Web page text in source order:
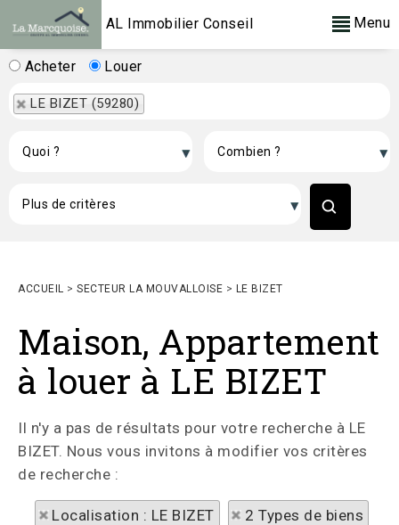
AL Immobilier Conseil Menu
Acheter Louer
LE BIZET (59280)
ACCUEIL > SECTEUR LA MOUVALLOISE > LE BIZET
Maison, Appartement
à louer à LE BIZET
Il n'y a pas de résultats pour votre recherche à LE
BIZET. Nous vous invitons à modifier vos critères
de recherche :
Localisation : LE BIZET 2 Types de biens